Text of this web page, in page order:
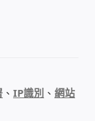
、IP識別 、網站